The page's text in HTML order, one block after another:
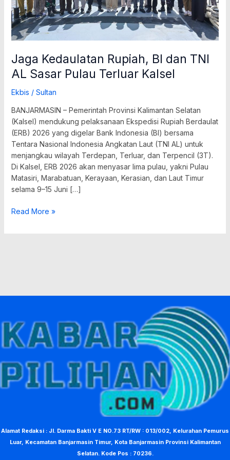
Jaga Kedaulatan Rupiah, BI dan TNI
AL Sasar Pulau Terluar Kalsel
Ekbis / Sultan
BANJARMASIN – Pemerintah Provinsi Kalimantan Selatan
(Kalsel) mendukung pelaksanaan Ekspedisi Rupiah Berdaulat
(ERB) 2026 yang digelar Bank Indonesia (BI) bersama
Tentara Nasional Indonesia Angkatan Laut (TNI AL) untuk
menjangkau wilayah Terdepan, Terluar, dan Terpencil (3T).
Di Kalsel, ERB 2026 akan menyasar lima pulau, yakni Pulau
Matasiri, Marabatuan, Kerayaan, Kerasian, dan Laut Timur
selama 9–15 Juni […]
Terluar
Kalsel
Read More »
Alamat Redaksi : Jl. Darma Bakti V E NO.73 RT/RW : 013/002, Kelurahan Pemurus
Luar, Kecamatan Banjarmasin Timur, Kota Banjarmasin Provinsi Kalimantan
Selatan. Kode Pos : 70236.